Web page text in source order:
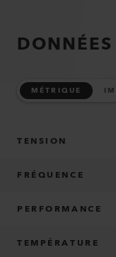
MÉTRIQUE
TENSION
FRÉQUENCE
PERFORMANCE
TEMPÉRATURE